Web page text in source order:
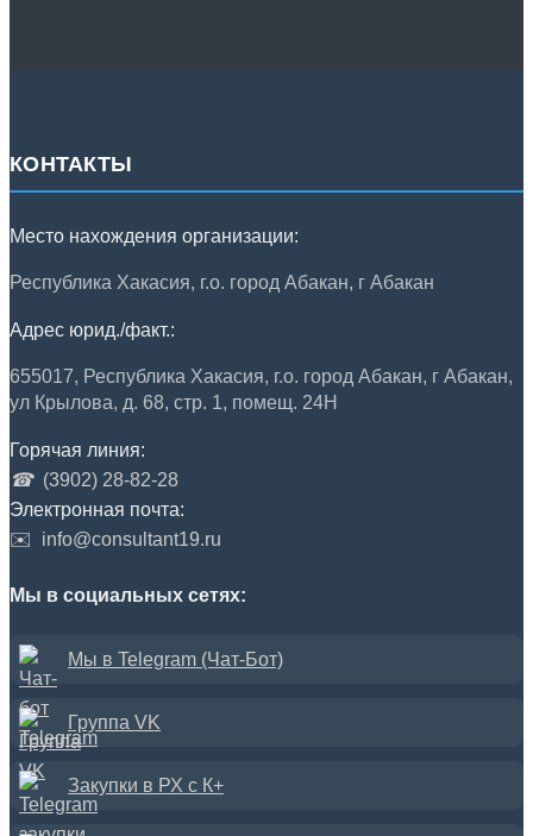
КОНТАКТЫ
Место нахождения организации:
Республика Хакасия, г.о. город Абакан, г Абакан
Адрес юрид./факт.:
655017, Республика Хакасия, г.о. город Абакан, г Абакан,
ул Крылова, д. 68, стр. 1, помещ. 24Н
Горячая линия:
☎ (3902) 28-82-28
Электронная почта:
✉️
info@consultant19.ru
Мы в социальных сетях:
Мы в Telegram (Чат-Бот)
Группа VK
Закупки в РХ с К+